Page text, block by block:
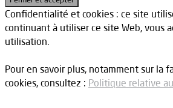
Confidentialité et cookies : ce site
continuant à utiliser ce site Web, vous
utilisation.
Pour en savoir plus, notamment sur la
cookies, consultez : Politique relative